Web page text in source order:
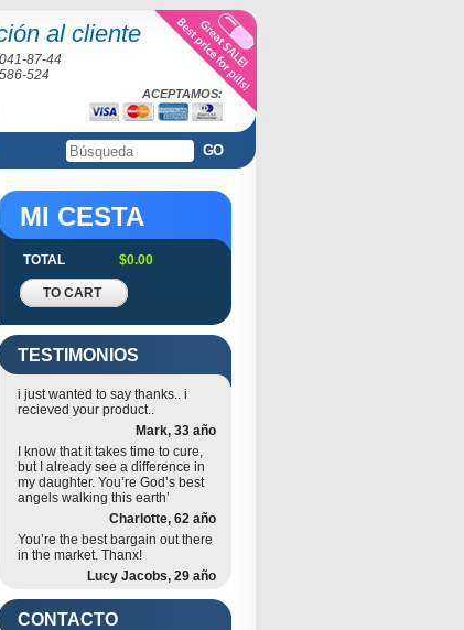
al cliente
87-44
524
ACEPTAMOS:
GO
MI CESTA
TOTAL $0.00
TO CART
TESTIMONIOS
i just wanted to say thanks.. i
recieved your product..
Mark, 33 año
I know that it takes time to cure,
but I already see a difference in
my daughter. You’re God’s best
angels walking this earth’
Charlotte, 62 año
You’re the best bargain out there
in the market. Thanx!
Lucy Jacobs, 29 año
CONTACTO